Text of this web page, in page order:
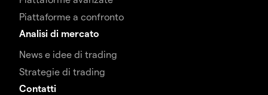
Piattaforme a confronto
Analisi di mercato
News e idee di trading
Strategie di trading
Contatti